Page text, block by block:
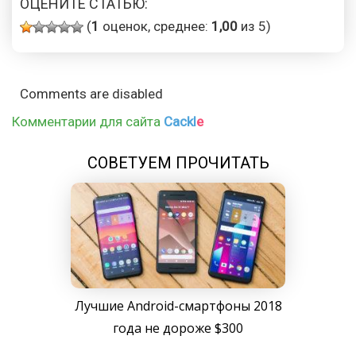
ОЦЕНИТЕ СТАТЬЮ:
(1 оценок, среднее: 1,00 из 5)
Comments are disabled
Комментарии для сайта Cackle
СОВЕТУЕМ ПРОЧИТАТЬ
Лучшие Android-смартфоны 2018
года не дороже $300